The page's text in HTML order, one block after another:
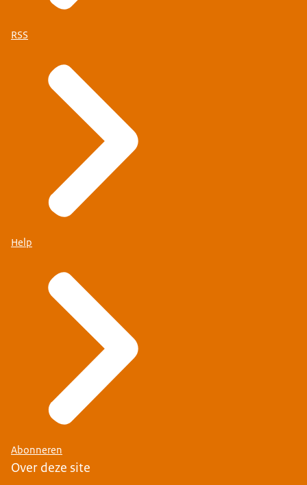
RSS
Help
Abonneren
Over deze site